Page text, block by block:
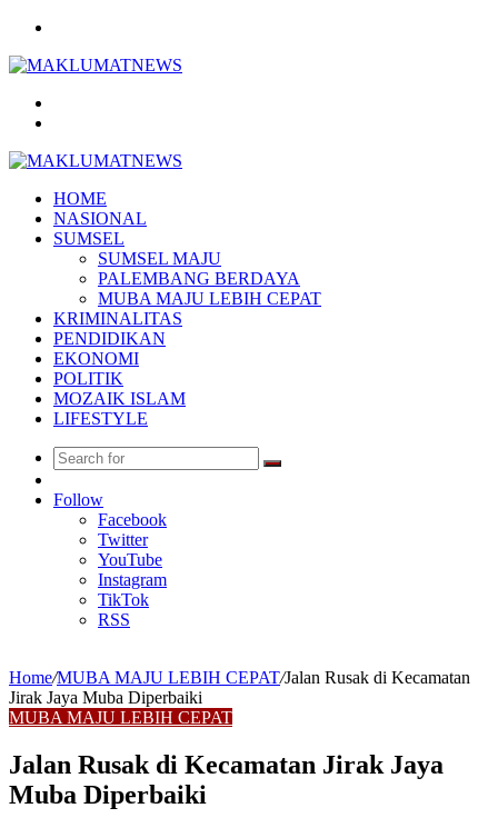
HOME
NASIONAL
SUMSEL
SUMSEL MAJU
PALEMBANG BERDAYA
MUBA MAJU LEBIH CEPAT
KRIMINALITAS
PENDIDIKAN
EKONOMI
POLITIK
MOZAIK ISLAM
LIFESTYLE
Search
Article
Follow
Facebook
Twitter
YouTube
Instagram
TikTok
RSS
Home/MUBA MAJU LEBIH CEPAT/Jalan Rusak di Kecamatan
Jirak Jaya Muba Diperbaiki
MUBA MAJU LEBIH CEPAT
Jalan Rusak di Kecamatan Jirak Jaya
Muba Diperbaiki